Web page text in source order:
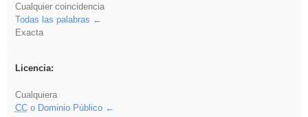
Cualquier coincidencia
Todas las palabras
Exacta
Licencia:
Cualquiera
CCo Dominio Público